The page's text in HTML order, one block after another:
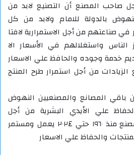
صاحب المصنع أن التصنيع لابد من
بالدولة للامام ولابد من كل
في صناعتهم من أجل الاستمرارية لافتا
الناس واستغلالهم في الأسعار الا
خدمة وجوده والحافظ علي الاسعار
من أجل استمرار طرح المنتج
المصانع والمصنعيين النهوض
علي الأيدي البشرية من أجل
الاستمرار مبينا أن وجود مصنع منذ ١٩٦٠ حتي ٢٠٢٤ يعمل ومستمر
والحفاظ علي الاسعار